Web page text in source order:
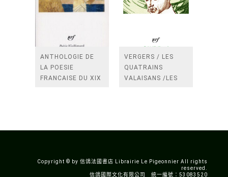
ANTHOLOGIE DE
LA POESIE
FRANCAISE DU XIX
VERGERS / LES
QUATRAINS
VALAISANS /LES
Copyright © by 信鴿法國書店 Librairie Le Pigeonnier All rights
reserved.
信鴿國際文化有限公司 統一編號：53083520